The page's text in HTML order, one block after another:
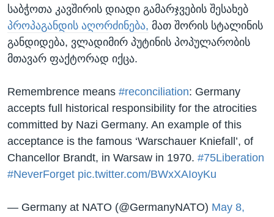
საბჭოთა კავშირის დიადი გამარჯვების შესახებ
პროპაგანდის აღორძინება, მათ შორის სტალინის
განდიდება, ვლადიმირ პუტინის პოპულარობის
მთავარ ფაქტორად იქცა.
Remembrence means #reconciliation: Germany
accepts full historical responsibility for the atrocities
committed by Nazi Germany. An example of this
acceptance is the famous ‘Warschauer Kniefall’, of
Chancellor Brandt, in Warsaw in 1970. #75Liberation
#NeverForget pic.twitter.com/BWxXAIoyKu
— Germany at NATO (@GermanyNATO) May 8,